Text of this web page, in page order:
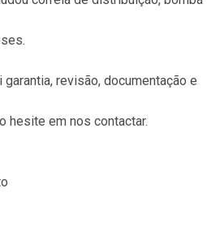
revisão, documentação e
hesite em nos contactar.